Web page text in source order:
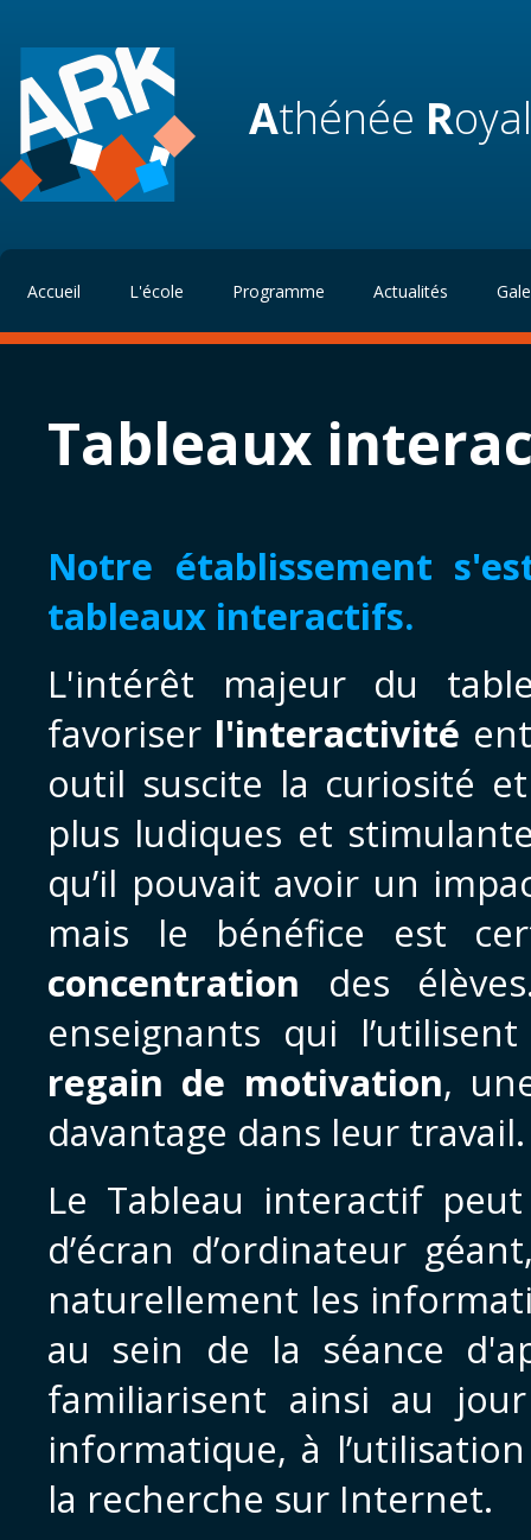
Athénée R
Accueil L'école Programme Actualités
Tableaux
Notre établissement
tableaux interactifs.
L'intérêt majeur du
favoriser l'interactivité
outil suscite la curiosité
plus ludiques et
qu’il pouvait avoir un
mais le bénéfice est
concentration des
enseignants qui
regain de motivation,
davantage dans leur
Le Tableau interactif
d’écran d’ordinateur
naturellement les
au sein de la séance
familiarisent ainsi au
informatique, à
la recherche sur Internet.